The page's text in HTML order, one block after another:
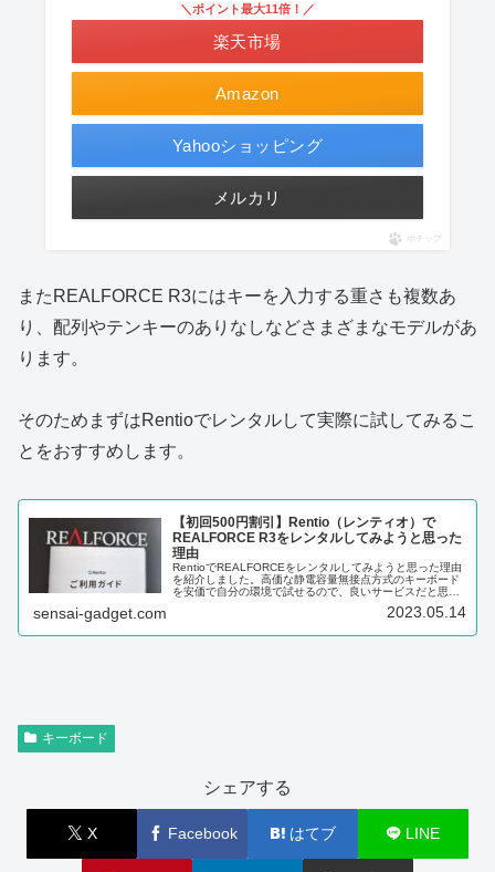
Amazon
＼ポイント最大11倍！／
楽天市場
Yahooショッピング
メルカリ
ポチップ
またREALFORCE R3にはキーを入力する重さも複数あ
り、配列やテンキーのありなしなどさまざまなモデルがあ
ります。
そのためまずはRentioでレンタルして実際に試してみるこ
とをおすすめします。
【初回500円割引】Rentio（レンティオ）で
REALFORCE R3をレンタルしてみようと思った
理由
RentioでREALFORCEをレンタルしてみようと思った理由
を紹介しました。高価な静電容量無接点方式のキーボード
を安価で自分の環境で試せるので、良いサービスだと思い
sensai-gadget.com 2023.05.14
キーボード
シェアする
X Facebook はてブ LINE